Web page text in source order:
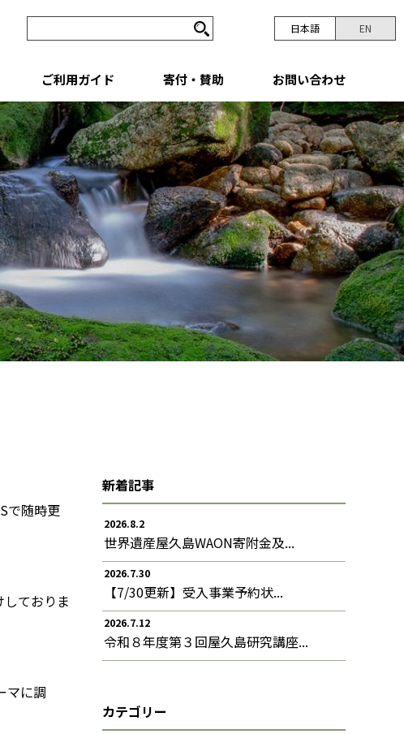
日本語 EN
ご利用ガイド 寄付・賛助 お問い合わせ
で随時更
ておりま
マに調
新着記事
2026.8.2
世界遺産屋久島WAON寄附金及...
2026.7.30
【7/30更新】受入事業予約状...
2026.7.12
令和８年度第３回屋久島研究講座...
カテゴリー